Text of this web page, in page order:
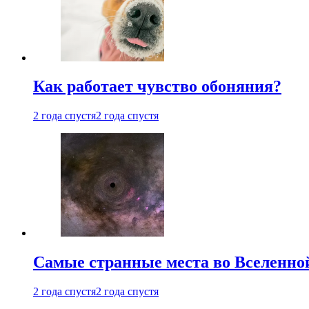
Как работает чувство обоняния?
2 года спустя2 года спустя
Самые странные места во
2 года спустя2 года спустя